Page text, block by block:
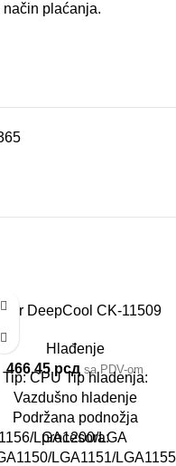
plaćanja.
LGA1200/LGA
DeepCool CK-11509
Hlađenje
466.45рсд sa PDV-om
Tip: CPU Tip hladenja:
Vazdušno hladenje
Podržana podnožja
procesora:
LGA1151/